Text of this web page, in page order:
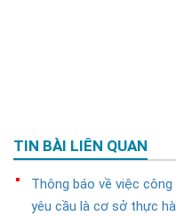
TIN BÀI LIÊN QUAN
Thông báo về việc
yêu cầu là cơ sở thực